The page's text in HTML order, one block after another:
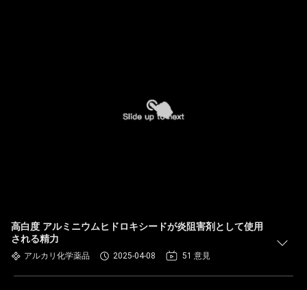
高白度 アルミニウムヒドロキシードが炎阻害剤として使用
される精力
アルカリ化学薬品 2025-04-08 51 意見